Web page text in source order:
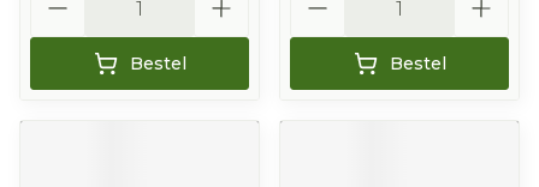
Bestel Bestel